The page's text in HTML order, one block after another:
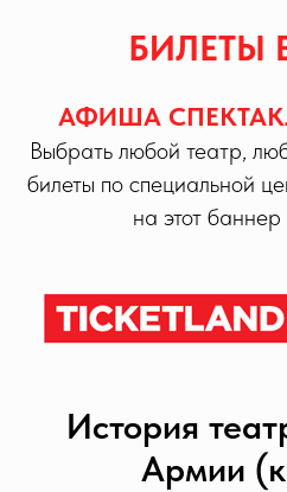
БИЛЕТЫ
АФИША
Выбрать любой театр,
билеты по специальной
на этот баннер
История
Армии